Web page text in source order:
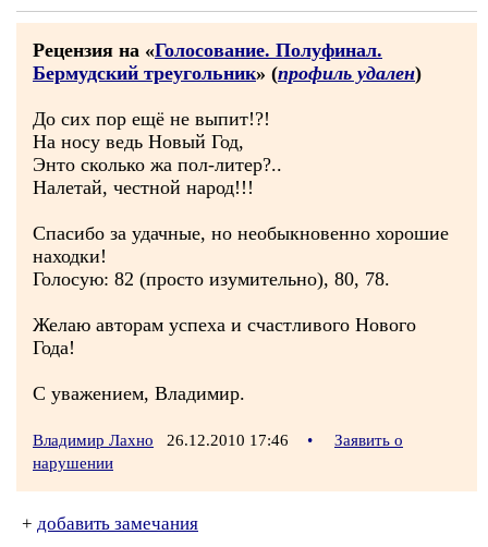
Рецензия на «Голосование. Полуфинал.
Бермудский треугольник» (профиль удален)
До сих пор ещё не выпит!?!
На носу ведь Новый Год,
Энто сколько жа пол-литер?..
Налетай, честной народ!!!
Спасибо за удачные, но необыкновенно хорошие
находки!
Голосую: 82 (просто изумительно), 80, 78.
Желаю авторам успеха и счастливого Нового
Года!
С уважением, Владимир.
Владимир Лахно 26.12.2010 17:46 •
Заявить о
нарушении
+ добавить замечания